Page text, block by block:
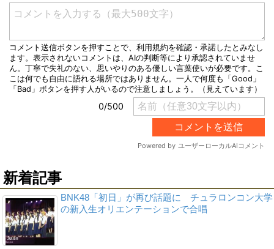
新着記事
BNK48「初日」が再び話題に チュラロンコン大学
の新入生オリエンテーションで合唱